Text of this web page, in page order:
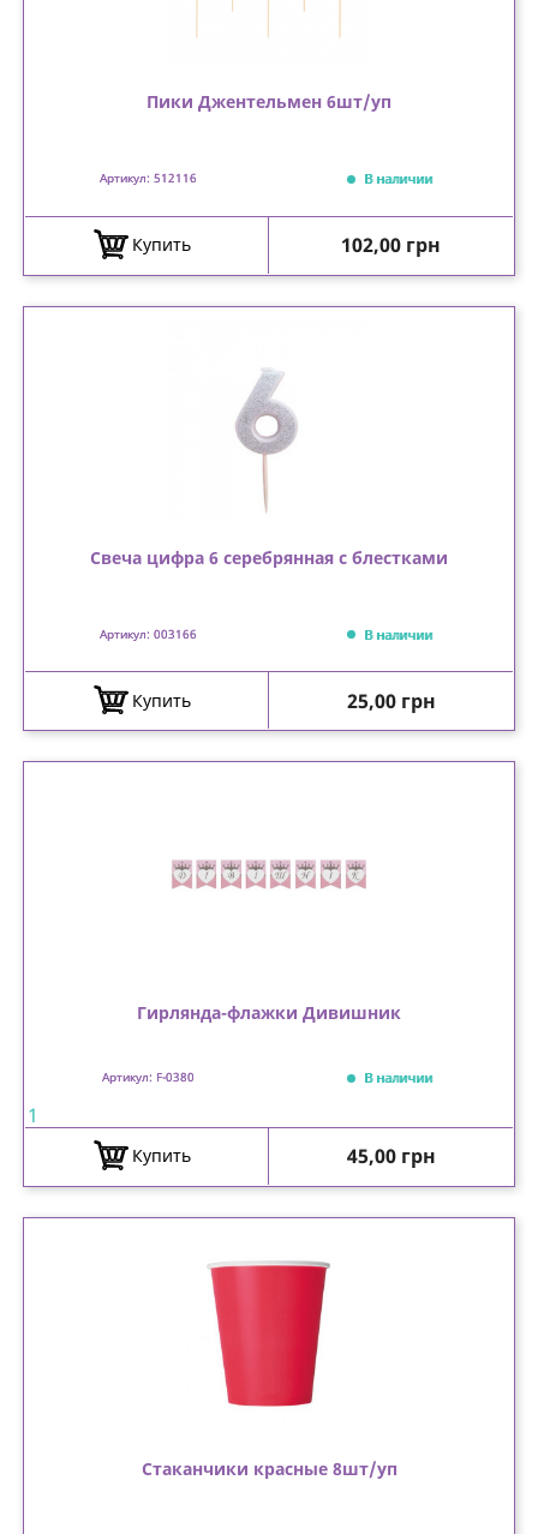
Пики Джентельмен 6шт/уп
Артикул: 512116 В наличии
Купить Цена
102,00 грн
Свеча цифра 6 серебрянная с блестками
Артикул: 003166 В наличии
Купить Цена
25,00 грн
Гирлянда-флажки Дивишник
Артикул: F-0380 В наличии
1
Купить Цена
45,00 грн
Стаканчики красные 8шт/уп